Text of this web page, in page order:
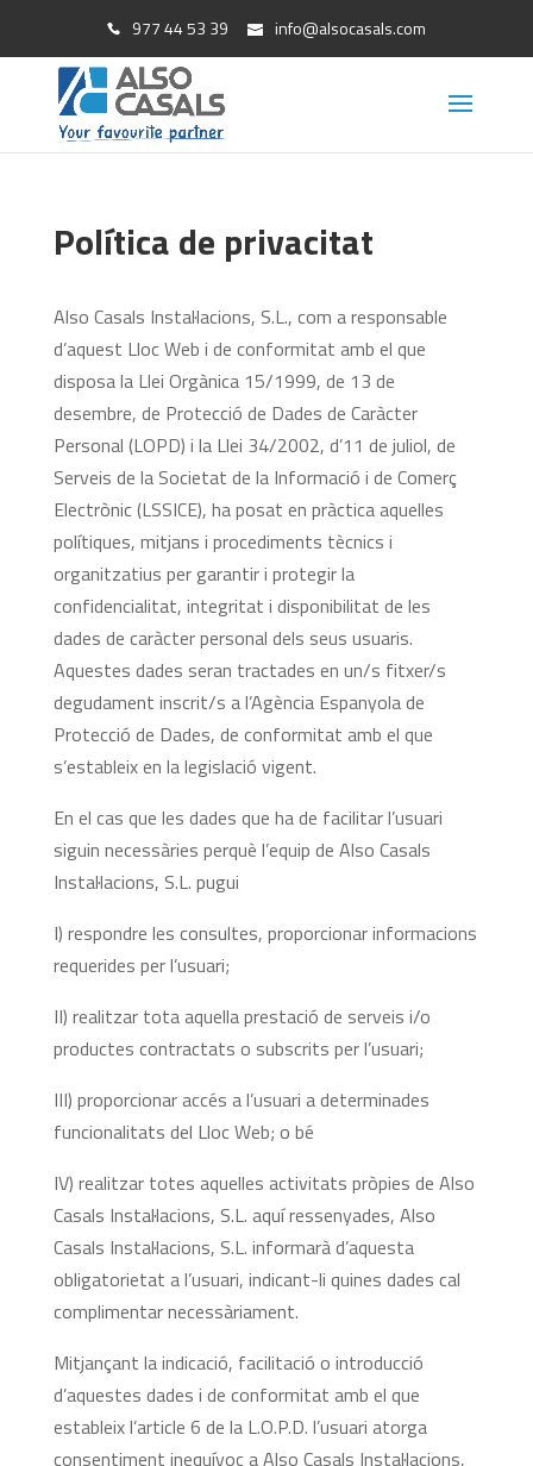
977 44 53 39 info@alsocasals.com
Política de privacitat
Also Casals Instal·lacions, S.L., com a responsable
d’aquest Lloc Web i de conformitat amb el que
disposa la Llei Orgànica 15/1999, de 13 de
desembre, de Protecció de Dades de Caràcter
Personal (LOPD) i la Llei 34/2002, d’11 de juliol, de
Serveis de la Societat de la Informació i de Comerç
Electrònic (LSSICE), ha posat en pràctica aquelles
polítiques, mitjans i procediments tècnics i
organitzatius per garantir i protegir la
confidencialitat, integritat i disponibilitat de les
dades de caràcter personal dels seus usuaris.
Aquestes dades seran tractades en un/s fitxer/s
degudament inscrit/s a l’Agència Espanyola de
Protecció de Dades, de conformitat amb el que
s’estableix en la legislació vigent.
En el cas que les dades que ha de facilitar l’usuari
siguin necessàries perquè l’equip de Also Casals
Instal·lacions, S.L. pugui
I) respondre les consultes, proporcionar informacions
requerides per l’usuari;
II) realitzar tota aquella prestació de serveis i/o
productes contractats o subscrits per l’usuari;
III) proporcionar accés a l’usuari a determinades
funcionalitats del Lloc Web; o bé
IV) realitzar totes aquelles activitats pròpies de Also
Casals Instal·lacions, S.L. aquí ressenyades, Also
Casals Instal·lacions, S.L. informarà d’aquesta
obligatorietat a l’usuari, indicant-li quines dades cal
complimentar necessàriament.
Mitjançant la indicació, facilitació o introducció
d’aquestes dades i de conformitat amb el que
estableix l’article 6 de la L.O.P.D. l’usuari atorga
consentiment inequívoc a Also Casals Instal·lacions,